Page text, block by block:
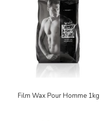
Film Wax Pour Homme 1kg